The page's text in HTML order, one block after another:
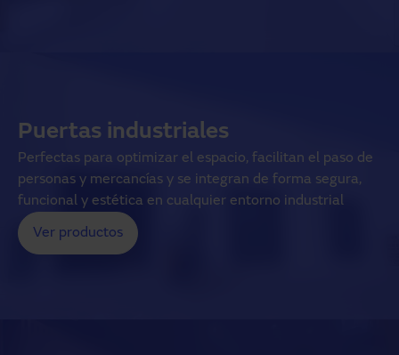
Puertas industriales
Perfectas para optimizar el espacio, facilitan el paso de
personas y mercancías y se integran de forma segura,
funcional y estética en cualquier entorno industrial
Ver productos